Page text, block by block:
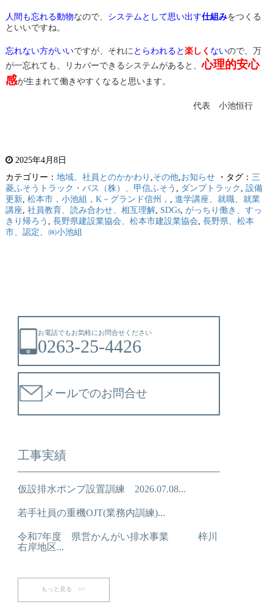
人間も忘れる動物なので、 システムとして思い出す仕組みをつくる
といいですね。
忘れない方がいいですが、それに とらわれると 楽しく ないので、万
が一忘れても、リカバーできるシステムがあると、心理的安心
感が生まれて働きやすくなると思います。
代表 小池恒行
2025年4月8日
カテゴリー： 地域、社員とのかかわり その他, お知らせ・タグ： 三
菱ふそうトラック・バス（株）、甲信ふそう
ダンプトラック
設備
更新, 松本市，小池組，K－グランド信州，
進学講座、就職、就業
講座 社員教育、読み合わせ、相互理解, SDGs, がっちり働き、すっ
きり帰ろう
長野県建設業協会、松本市建設業協会 長野県、松本
市、認定、㈱小池組
お電話でもお気軽にお問合せください
0263-25-4426
メールでのお問合せ
工事実績
仮設排水ポンプ設置訓練 2026.07.08...
若手社員の重機OJT(業務内訓練)...
令和7年度 県営かんがい排水事業 梓川
右岸地区...
もっと見る >>